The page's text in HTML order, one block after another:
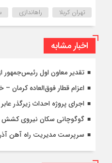
تهران کربلا راهاندازی
اخبار مشابه
تقدیر معاون اول رئیس‌جمهور
اعزام قطار فوق‌العاده کرمان
اجرای پروژه احداث زیرگذر
گوگوچانی سکان نیروی کشش
سرپرست مدیریت راه آهن